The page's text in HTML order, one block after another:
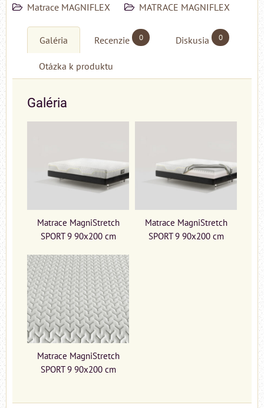
Matrace MAGNIFLEX MATRACE MAGNIFLEX
Galéria Recenzie 0 Diskusia 0
Otázka k produktu
Galéria
Matrace MagniStretch
SPORT 9 90x200 cm
Matrace MagniStretch
SPORT 9 90x200 cm
Matrace MagniStretch
SPORT 9 90x200 cm